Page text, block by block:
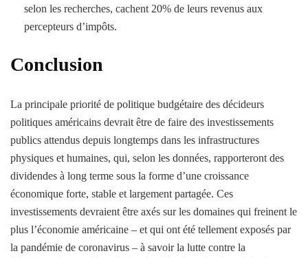
selon les recherches, cachent 20% de leurs revenus aux
percepteurs d’impôts.
Conclusion
La principale priorité de politique budgétaire des décideurs
politiques américains devrait être de faire des investissements
publics attendus depuis longtemps dans les infrastructures
physiques et humaines, qui, selon les données, rapporteront des
dividendes à long terme sous la forme d’une croissance
économique forte, stable et largement partagée. Ces
investissements devraient être axés sur les domaines qui freinent le
plus l’économie américaine – et qui ont été tellement exposés par
la pandémie de coronavirus – à savoir la lutte contre la